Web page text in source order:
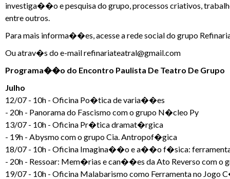
investiga��o e pesquisa do grupo, processos criativos,
entre outros.
Para mais informa��es, acesse a rede social do grupo
Ou atrav�s do e-mail refinariateatral@gmail.com
Programa��o do Encontro Paulista De Teatro De Grupo
Julho
12/07 - 10h - Oficina Po�tica de varia��es
- 20h - Panorama do Fascismo com o grupo N�cleo Py
13/07 - 10h - Oficina Pr�tica dramat�rgica
- 19h - Abysmo com o grupo Cia. Antropof�gica
18/07 - 10h - Oficina Imagina��o e a��o f�sica:
- 20h - Ressoar: Mem�rias e can��es da Ato Reverso com o
19/07 - 10h - Oficina Malabarismo como Ferramenta no Jogo